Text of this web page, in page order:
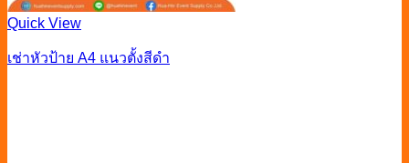
Quick View
เช่าหัวป้าย A4 แนวตั้งสีดำ